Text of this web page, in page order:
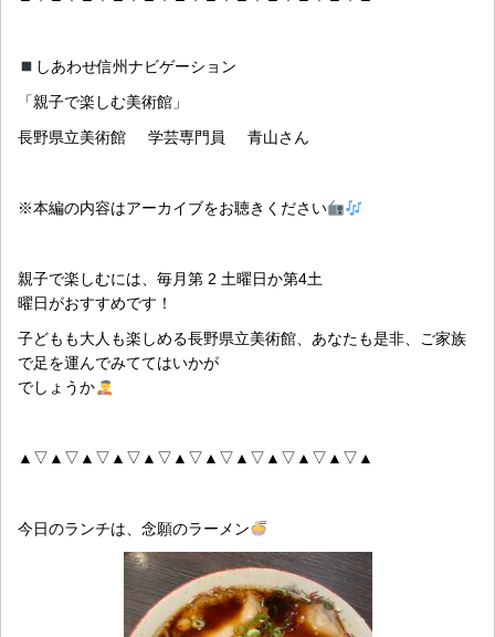
しあわせ信州ナビゲーション
「親子で楽しむ美術館」
長野県立美術館 学芸専門員 青山さん
※本編の内容はアーカイブをお聴きください
親子で楽しむには、毎月第 2 土曜日か第4土
曜日がおすすめです！
子どもも大人も楽しめる長野県立美術館、あなたも是非、ご家族
で足を運んでみててはいかが
でしょうか
▲▽▲▽▲▽▲▽▲▽▲▽▲▽▲▽▲▽▲▽▲▽▲
今日のランチは、念願のラーメン